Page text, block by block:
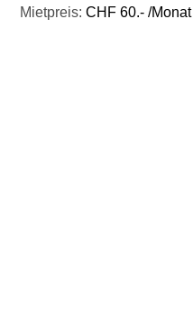
Mietpreis: CHF 60.- /Monat